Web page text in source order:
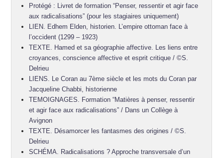
Protégé : Livret de formation “Penser, ressentir et agir face
aux radicalisations” (pour les stagiaires uniquement)
LIEN. Edhem Elden, historien. L’empire ottoman face à
l’occident (1299 – 1923)
TEXTE. Hamed et sa géographie affective. Les liens entre
croyances, conscience affective et esprit critique / ©S.
Delrieu
LIENS. Le Coran au 7ème siècle et les mots du Coran par
Jacqueline Chabbi, historienne
TEMOIGNAGES. Formation “Matières à penser, ressentir
et agir face aux radicalisations” / Dans un Collège à
Avignon
TEXTE. Désamorcer les fantasmes des origines / ©S.
Delrieu
SCHÉMA. Radicalisations ? Approche transversale d’un